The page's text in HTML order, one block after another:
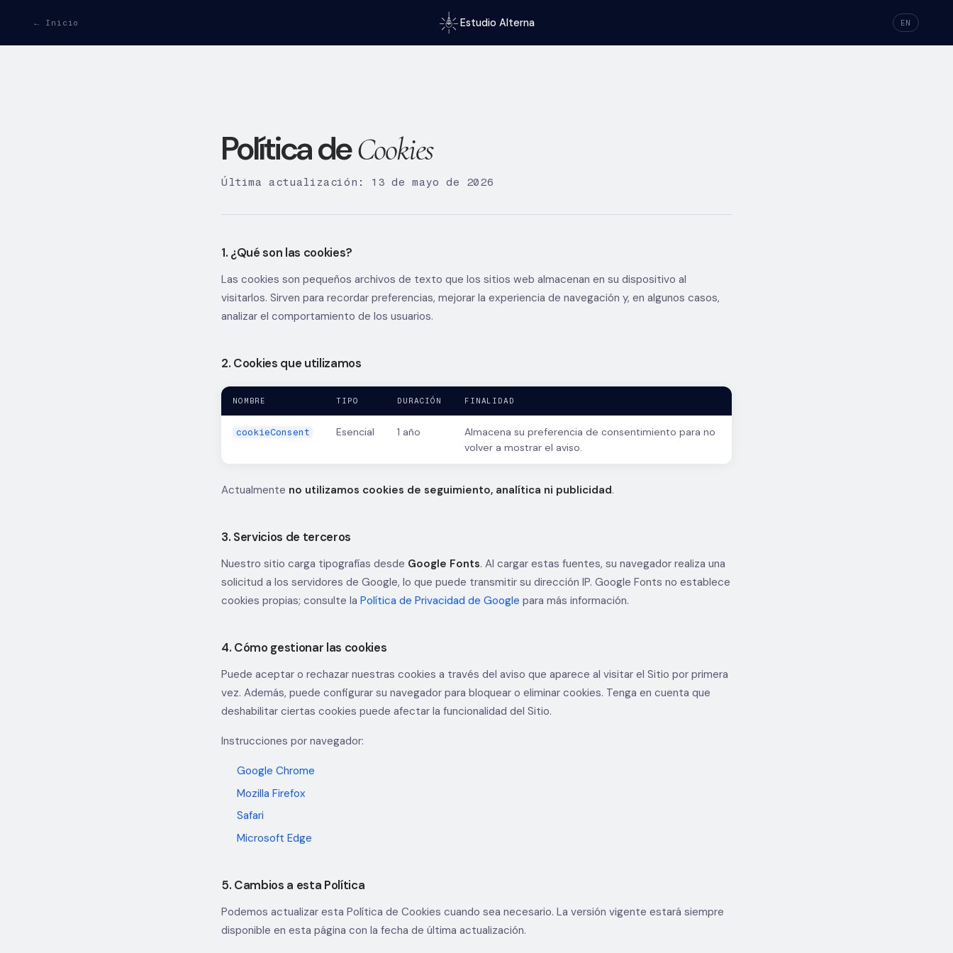
← Inicio Estudio Alterna EN
Política deCookies
Última actualización: 13 de mayo de 2026
1. ¿Qué son las cookies?
Las cookies son pequeños archivos de texto que los sitios web almacenan en su dispositivo al
visitarlos. Sirven para recordar preferencias, mejorar la experiencia de navegación y, en algunos casos,
analizar el comportamiento de los usuarios.
2. Cookies que utilizamos
NOMBRE TIPO DURACIÓN FINALIDAD
cookieConsent Esencial 1 año
Almacena su preferencia de consentimiento para no
volver a mostrar el aviso.
Actualmente no utilizamos cookies de seguimiento, analítica ni publicidad.
3. Servicios de terceros
Nuestro sitio carga tipografías desde Google Fonts. Al cargar estas fuentes, su navegador realiza una
solicitud a los servidores de Google, lo que puede transmitir su dirección IP. Google Fonts no establece
cookies propias; consulte la Política de Privacidad de Google para más información.
4. Cómo gestionar las cookies
Puede aceptar o rechazar nuestras cookies a través del aviso que aparece al visitar el Sitio por primera
vez. Además, puede configurar su navegador para bloquear o eliminar cookies. Tenga en cuenta que
deshabilitar ciertas cookies puede afectar la funcionalidad del Sitio.
Instrucciones por navegador:
Google Chrome
Mozilla Firefox
Safari
Microsoft Edge
5. Cambios a esta Política
Podemos actualizar esta Política de Cookies cuando sea necesario. La versión vigente estará siempre
disponible en esta página con la fecha de última actualización.